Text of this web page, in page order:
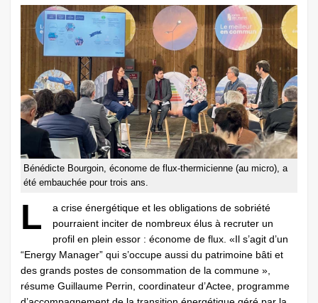
Bénédicte Bourgoin, économe de flux-thermicienne (au micro), a
été embauchée pour trois ans.
L
a crise énergétique et les obligations de sobriété
pourraient inciter de nombreux élus à recruter un
profil en plein essor : économe de flux. «Il s’agit d’un
“Energy Manager” qui s’occupe aussi du patrimoine bâti et
des grands postes de consommation de la commune »,
résume Guillaume Perrin, coordinateur d’Actee, programme